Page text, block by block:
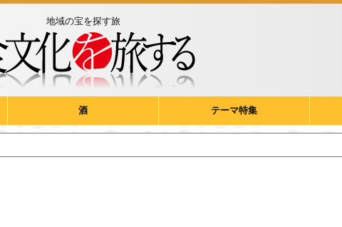
地域の宝を探す旅
酒 テーマ特集